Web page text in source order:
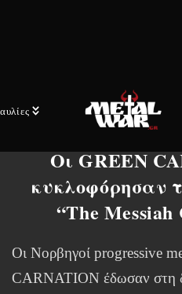
Οι GREEN
κυκλοφόρησαν
“The Messiah
Οι Νορβηγοί progressive
CARNATION έδωσαν στη